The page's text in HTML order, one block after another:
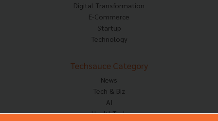
Digital Transformation
E-Commerce
Startup
Technology
Techsauce Category
News
Tech & Biz
AI
HealthTech